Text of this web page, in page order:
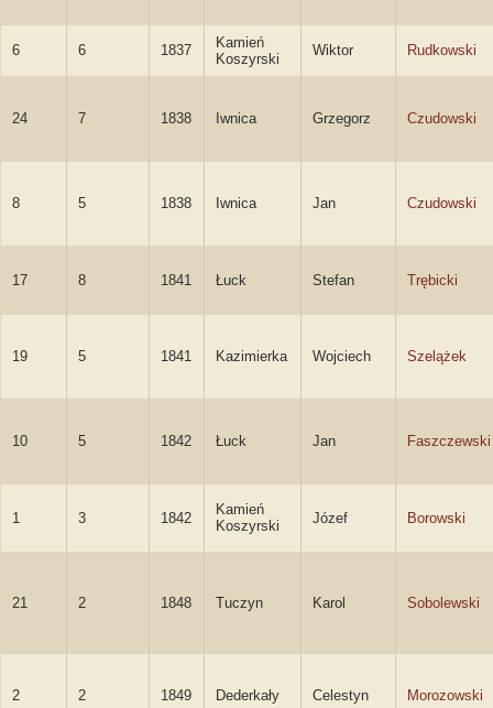
6 6 1837
Kamień
Koszyrski
Wiktor Rudkowski
24 7 1838 Iwnica Grzegorz Czudowski
8 5 1838 Iwnica Jan Czudowski
17 8 1841 Łuck Stefan Trębicki
19 5 1841 Kazimierka Wojciech Szelążek
10 5 1842 Łuck Jan Faszczewski
1 3 1842
Kamień
Koszyrski
Józef Borowski
21 2 1848 Tuczyn Karol Sobolewski
2 2 1849 Dederkały Celestyn Morozowski